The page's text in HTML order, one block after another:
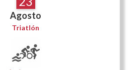
Agosto
Triatlón